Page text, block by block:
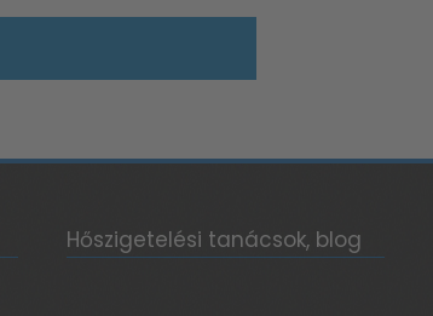
Hőszigetelési tanácsok, blog